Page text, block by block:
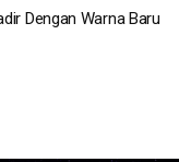
Dengan Warna Baru